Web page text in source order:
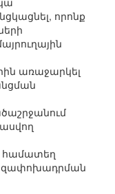
որոնք
առաջարկել
համատեղ